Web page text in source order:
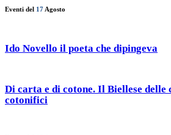
Eventi del 17 Agosto
Ido Novello il poeta che dipingeva
Di carta e di cotone. Il Biellese delle
cotonifici